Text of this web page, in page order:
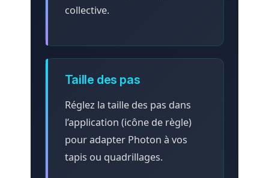
collective.
Taille des pas
Réglez la taille des pas dans
l’application (icône de règle)
pour adapter Photon à vos
tapis ou quadrillages.